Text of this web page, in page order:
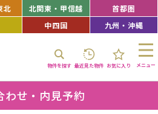
北 北関東・甲信越
首都圏
中四国 九州・沖縄
物件を探す 最近見た物件 お気に入り メニュー
わせ・内見予約